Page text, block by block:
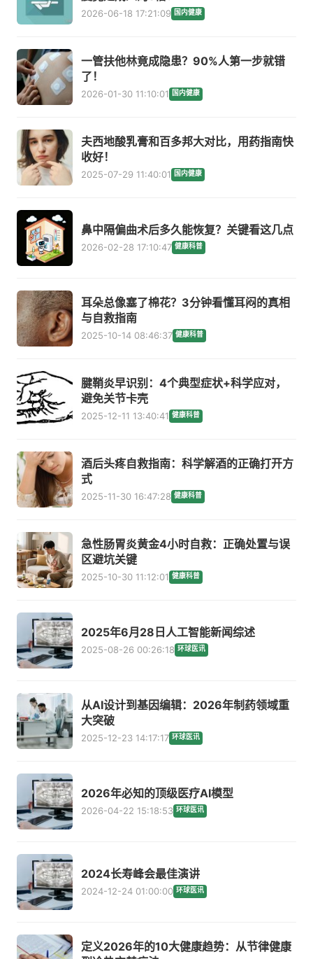
2026-06-18 17:21:09 国内健康
一管扶他林竟成隐患？90%人第一步就错
了！
2026-01-30 11:10:01 国内健康
夫西地酸乳膏和百多邦大对比，用药指南快
收好！
2025-07-29 11:40:01 国内健康
鼻中隔偏曲术后多久能恢复？关键看这几点
2026-02-28 17:10:47 健康科普
耳朵总像塞了棉花？3分钟看懂耳闷的真相
与自救指南
2025-10-14 08:46:37 健康科普
腱鞘炎早识别：4个典型症状+科学应对，
避免关节卡壳
2025-12-11 13:40:41 健康科普
酒后头疼自救指南：科学解酒的正确打开方
式
2025-11-30 16:47:28 健康科普
急性肠胃炎黄金4小时自救：正确处置与误
区避坑关键
2025-10-30 11:12:01 健康科普
2025年6月28日人工智能新闻综述
2025-08-26 00:26:18 环球医讯
从AI设计到基因编辑：2026年制药领域重
大突破
2025-12-23 14:17:17 环球医讯
2026年必知的顶级医疗AI模型
2026-04-22 15:18:53 环球医讯
2024长寿峰会最佳演讲
2024-12-24 01:00:00 环球医讯
定义2026年的10大健康趋势：从节律健康